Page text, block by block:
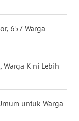
657 Warga
Warga Kini Lebih
untuk Warga